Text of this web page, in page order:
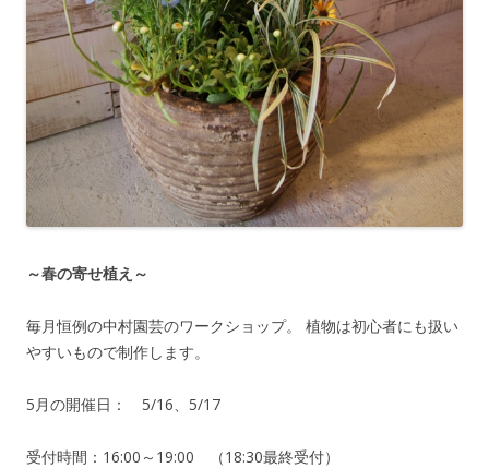
～春の寄せ植え～
毎月恒例の中村園芸のワークショップ。 植物は初心者にも扱い
やすいもので制作します。
5月の開催日： 5/16、5/17
受付時間：16:00～19:00 （18:30最終受付）